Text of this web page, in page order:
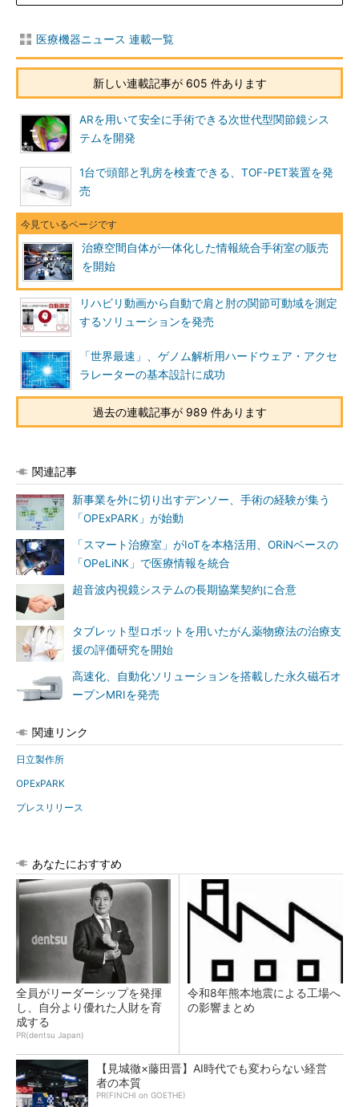
医療機器ニュース 連載一覧
新しい連載記事が 605 件あります
ARを用いて安全に手術できる次世代型関節鏡シス
テムを開発
1台で頭部と乳房を検査できる、TOF-PET装置を発
売
治療空間自体が一体化した情報統合手術室の販売
を開始
リハビリ動画から自動で肩と肘の関節可動域を測定
するソリューションを発売
「世界最速」、ゲノム解析用ハードウェア・アクセ
ラレーターの基本設計に成功
過去の連載記事が 989 件あります
関連記事
新事業を外に切り出すデンソー、手術の経験が集う
「OPExPARK」が始動
「スマート治療室」がIoTを本格活用、ORiNベースの
「OPeLiNK」で医療情報を統合
超音波内視鏡システムの長期協業契約に合意
タブレット型ロボットを用いたがん薬物療法の治療支
援の評価研究を開始
高速化、自動化ソリューションを搭載した永久磁石オ
ープンMRIを発売
関連リンク
日立製作所
OPExPARK
プレスリリース
あなたにおすすめ
全員がリーダーシップを発揮
し、自分より優れた人財を育
成する
PR(dentsu Japan)
令和8年熊本地震による工場へ
の影響まとめ
【見城徹×藤田晋】AI時代でも変わらない経営
者の本質
PR(FINCHI on GOETHE)